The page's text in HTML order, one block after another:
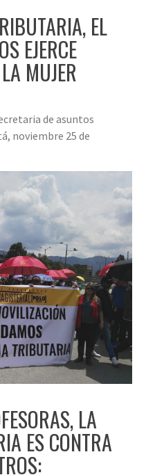
EL
EJERCE
MUJER
de asuntos
noviembre 25 de
LA
ES CONTRA